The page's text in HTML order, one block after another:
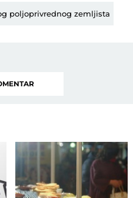
poljoprivrednog zemljista